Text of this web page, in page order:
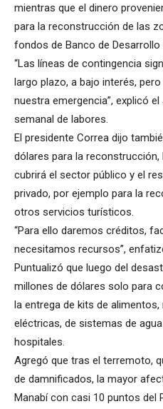
mientras que el dinero
para la reconstrucción de las
fondos de Banco de Desarrollo
“Las líneas de contingencia
largo plazo, a bajo interés,
nuestra emergencia”, explicó
semanal de labores.
El presidente Correa dijo
dólares para la
cubrirá el sector público y el
privado, por ejemplo para la
otros servicios turísticos.
“Para ello daremos créditos,
necesitamos recursos”,
Puntualizó que luego del
millones de dólares solo para
la entrega de kits de
eléctricas, de sistemas de
hospitales.
Agregó que tras el terremoto,
de damnificados, la mayor
Manabí con casi 10 puntos del